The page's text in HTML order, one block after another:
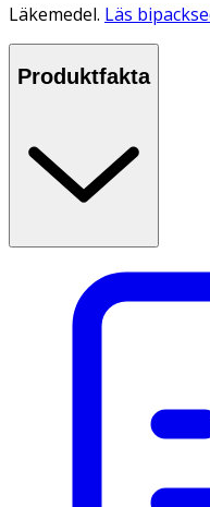
Läkemedel. Läs
Produktfakta